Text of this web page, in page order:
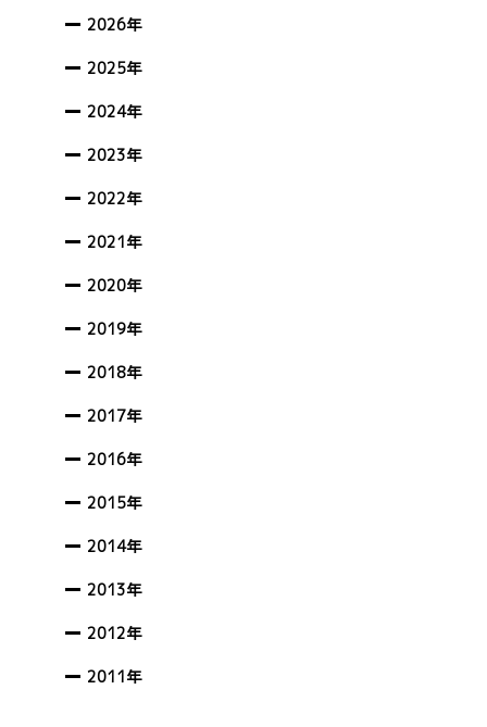
2026年
2025年
2024年
2023年
2022年
2021年
2020年
2019年
2018年
2017年
2016年
2015年
2014年
2013年
2012年
2011年